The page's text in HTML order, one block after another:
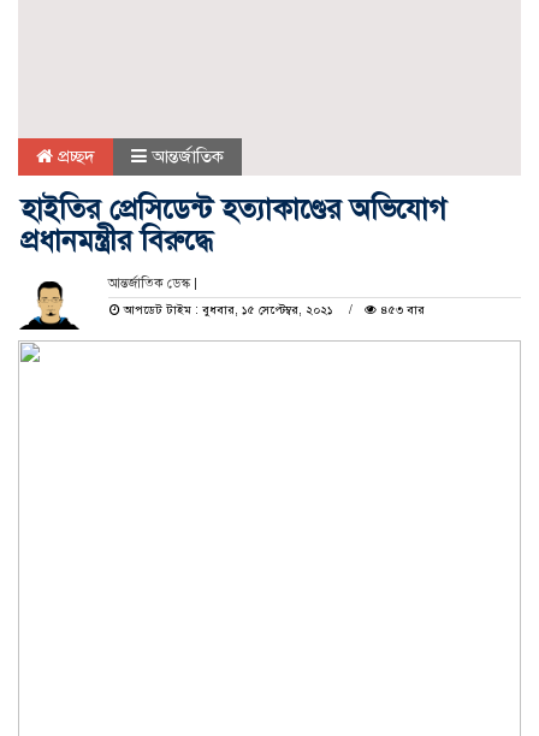
প্রচ্ছদ আন্তর্জাতিক
হাইতির প্রেসিডেন্ট হত্যাকাণ্ডের অভিযোগ
প্রধানমন্ত্রীর বিরুদ্ধে
আন্তর্জাতিক ডেস্ক |
আপডেট টাইম : বুধবার, ১৫ সেপ্টেম্বর, ২০২১
৪৫৩ বার